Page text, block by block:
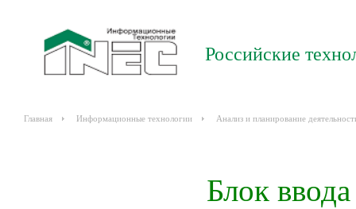
Российские
Главная Информационные технологии Анализ и планирование
Блок